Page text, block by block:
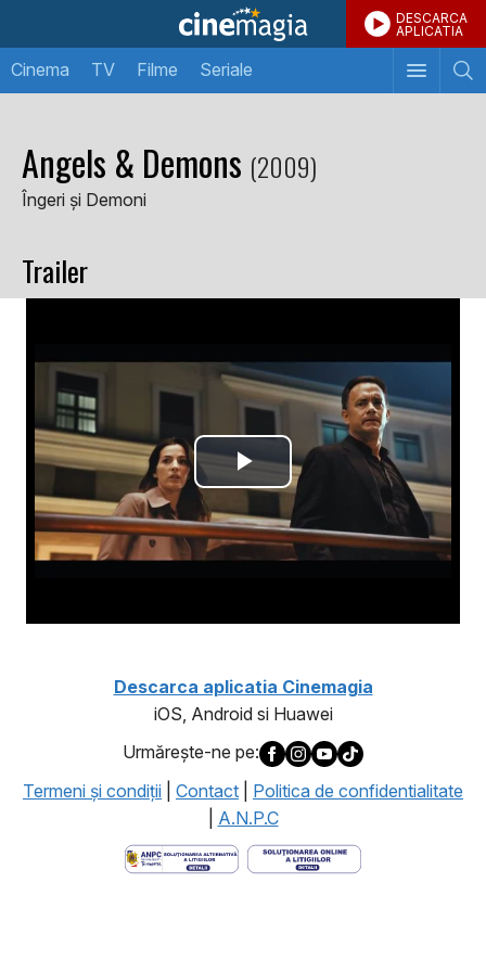
DESCARCA
APLICATIA
Cinema TV Filme Seriale
Angels & Demons (2009)
Îngeri și Demoni
Trailer
Descarca aplicatia Cinemagia
iOS, Android si Huawei
Urmăreşte-ne pe:
Termeni şi condiţii
Contact
Politica de confidentialitate
A.N.P.C